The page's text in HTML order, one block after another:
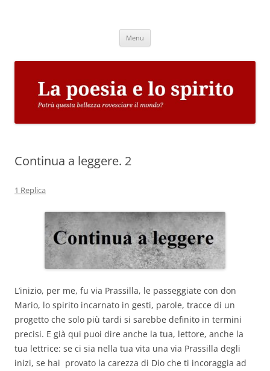
Menu
Continua a leggere. 2
1 Replica
L’inizio, per me, fu via Prassilla, le passeggiate con don
Mario, lo spirito incarnato in gesti, parole, tracce di un
progetto che solo più tardi si sarebbe definito in termini
precisi. E già qui puoi dire anche la tua, lettore, anche la
tua lettrice: se ci sia nella tua vita una via Prassilla degli
inizi, se hai provato la carezza di Dio che ti incoraggia ad